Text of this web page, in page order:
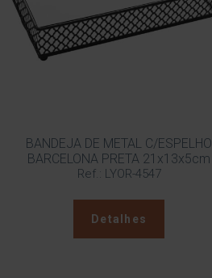
BANDEJA DE METAL C/ESPELHO
BARCELONA PRETA 21x13x5cm
Ref.: LYOR-4547
Detalhes